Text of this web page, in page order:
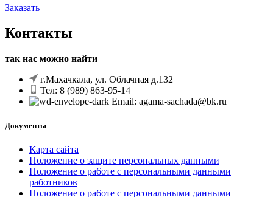
Заказать
Контакты
так нас можно найти
г.Махачкала, ул. Облачная д.132
Тел: 8 (989) 863-95-14
Email: agama-sachada@bk.ru
Документы
Карта сайта
Положение o защите персональных данными
Положение o pa6oтe c персональными данными
работников
Положение o pa6oтe c персональными данными